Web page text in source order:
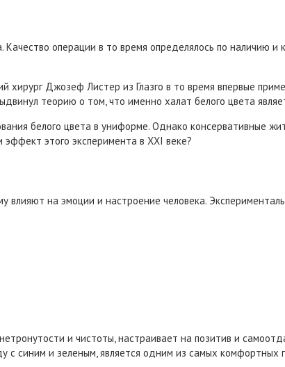
операции в то время определялось по наличию и
хирург Джозеф Листер из Глазго в то время впервые
теорию о том, что именно халат белого цвета
белого цвета в униформе. Однако консервативные
этого эксперимента в XXI веке?
влияют на эмоции и настроение человека.
и чистоты, настраивает на позитив и
с синим и зеленым, является одним из самых комфортных